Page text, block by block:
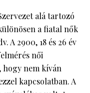
alá tartozó
a fiatal nők
A 2900, 18 és 26 év
női
hogy nem kíván
kapcsolatban. A